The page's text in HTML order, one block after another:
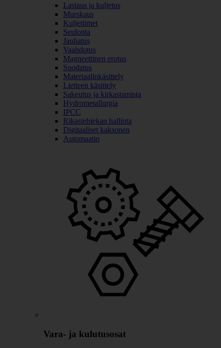
Lastaus ja kuljetus
Murskaus
Kuljettimet
Seulonta
Jauhatus
Vaahdotus
Magneettinen erotus
Suodatus
Materiaalinkäsittely
Lietteen käsittely
Sakeutus ja kirkastamista
Hydrometallurgia
IPCC
Rikastehiekan hallinta
Digitaaliset kaksonen
Automaatio
Vara- ja kulutusosat